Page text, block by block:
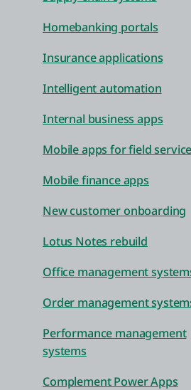
Homebanking portals
Insurance applications
Intelligent automation
Internal business apps
Mobile apps for field
Mobile finance apps
New customer onboarding
Lotus Notes rebuild
Office management
Order management
Performance management
systems
Complement Power Apps